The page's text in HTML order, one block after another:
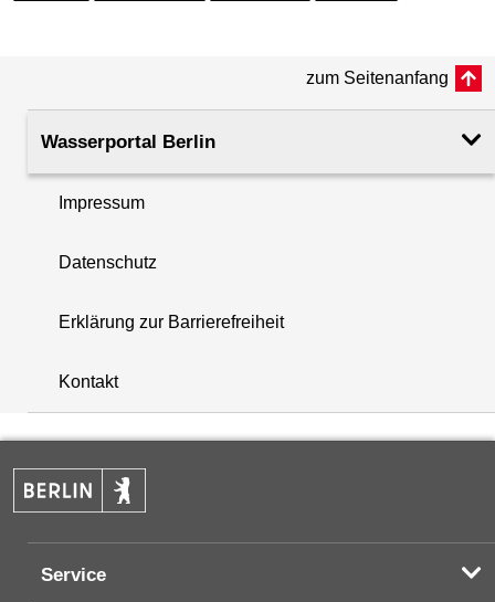
+
−
zum Seitenanfang
Wasserportal Berlin
Impressum
Datenschutz
Erklärung zur Barrierefreiheit
Kontakt
Service